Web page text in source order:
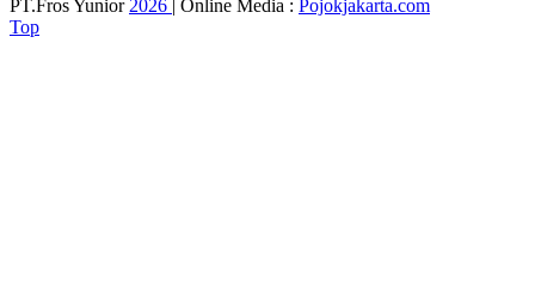
PT.Fros Yunior2026 | Online Media : Pojokjakarta.com
Top